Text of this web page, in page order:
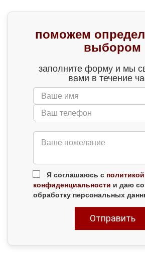
поможем
выбором
заполните форму и мы
вами в течение
Я соглашаюсь с политикой
конфиденциальности и даю
обработку персональных